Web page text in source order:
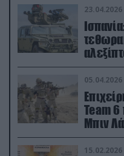
23.04.2026
ορμή
05.04.2026
Team 6
Μπιν
15.02.2026